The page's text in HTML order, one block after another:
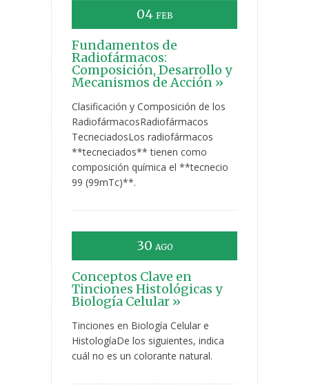
04 FEB
Fundamentos de
Radiofármacos:
Composición, Desarrollo y
Mecanismos de Acción »
Clasificación y Composición de los
RadiofármacosRadiofármacos
TecneciadosLos radiofármacos
**tecneciados** tienen como
composición química el **tecnecio
99 (99mTc)**.
30 AGO
Conceptos Clave en
Tinciones Histológicas y
Biología Celular »
Tinciones en Biología Celular e
HistologíaDe los siguientes, indica
cuál no es un colorante natural.